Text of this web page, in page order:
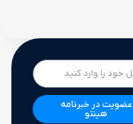
عضویت در خبرنامه
هینتو